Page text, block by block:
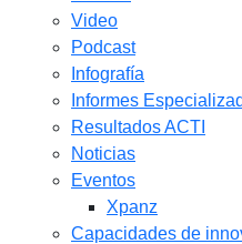
Video
Podcast
Infografía
Informes
Resultados ACTI
Noticias
Eventos
Xpanz
Capacidades de